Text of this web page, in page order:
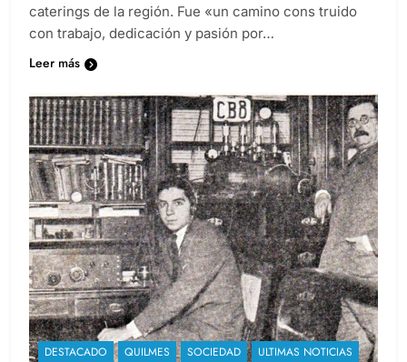
caterings de la región. Fue «un camino cons truido
con trabajo, dedicación y pasión por…
Leer más
DESTACADO QUILMES SOCIEDAD ULTIMAS NOTICIAS